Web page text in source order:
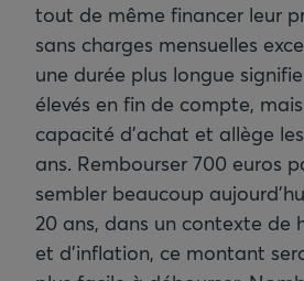
tout de même financer leur
sans charges mensuelles
une durée plus longue
élevés en fin de compte,
capacité d’achat et allège
ans. Rembourser 700 euros
sembler beaucoup
20 ans, dans un contexte de
et d’inflation, ce montant